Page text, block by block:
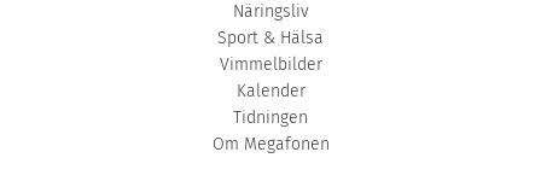
Näringsliv
Sport & Hälsa
Vimmelbilder
Kalender
Tidningen
Om Megafonen